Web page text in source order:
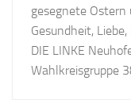
gesegnete Ostern
Gesundheit,
DIE LINKE
Wahlkreisgruppe